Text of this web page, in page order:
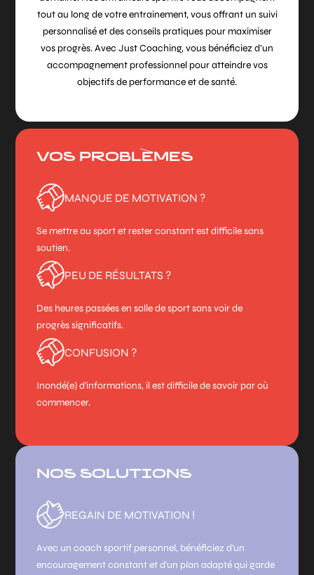
tout au long de votre entrainement, vous offrant un suivi
personnalisé et des conseils pratiques pour maximiser
vos progrès. Avec Just Coaching, vous bénéficiez d’un
accompagnement professionnel pour atteindre vos
objectifs de performance et de santé.
VOS PROBLÈMES
MANQUE DE MOTIVATION ?
Se mettre au sport et rester constant est difficile sans
soutien.
PEU DE RÉSULTATS ?
Des heures passées en salle de sport sans voir de
progrès significatifs.
CONFUSION ?
Inondé(e) d'informations, il est difficile de savoir par où
commencer.
NOS SOLUTIONS
REGAIN DE MOTIVATION !
Avec un coach sportif personnel, bénéficiez d'un
encouragement constant et d'un plan adapté qui garde